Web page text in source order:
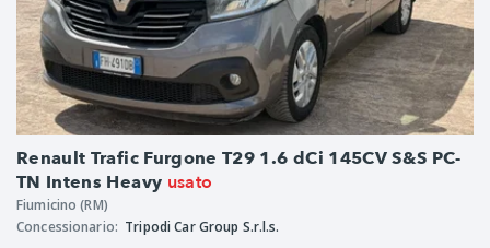
Renault Trafic Furgone T29 1.6 dCi 145CV S&S PC-
TN Intens Heavy usato
Fiumicino (RM)
Concessionario: Tripodi Car Group S.r.l.s.